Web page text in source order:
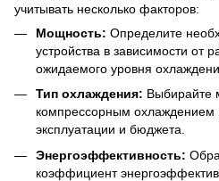
учитывать несколько факторов:
Мощность: Определите
устройства в зависимости от
ожидаемого уровня
Тип охлаждения: Выбирайте
компрессорным охлаждением
эксплуатации и бюджета.
Энергоэффективность:
коэффициент